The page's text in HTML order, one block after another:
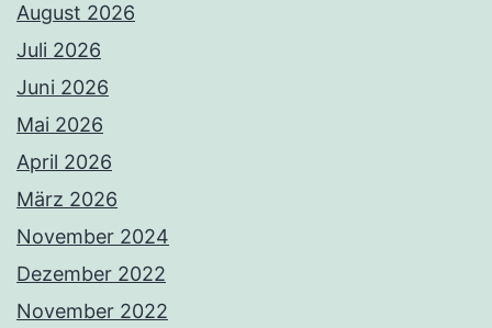
August 2026
Juli 2026
Juni 2026
Mai 2026
April 2026
März 2026
November 2024
Dezember 2022
November 2022